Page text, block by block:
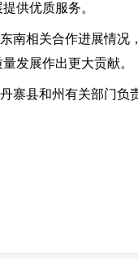
供优质服务。
相关合作进展情况
发展作出更大贡献。
县和州有关部门负